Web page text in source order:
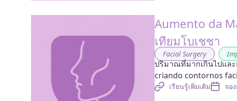
Aumento da
เทียมโบเชชา
Facial Surgery ,
ปริมาณที่มากเกินไปแล
criando contornos
เรียนรู้เพิ่มเติม จอ